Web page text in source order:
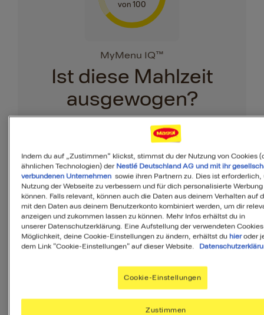
von 100
MyMenu IQ™
Ist diese Mahlzeit
ausgewogen?
MyMenuIQ hilft Dir, deinen Körper mit
allen Nährstoffen zu versorgen, die Du
täglich brauchst.
Ihr Menü erstellen
Vorspeise Beilage Dessert
Indem du auf „Zustimmen“ klickst, stimmst du der Nutzung von Cookies
ähnlichen Technologien) der Nestlé Deutschland AG und mit ihr
verbundenen Unternehmen sowie ihren Partnern zu. Dies ist erforderlich,
Nutzung der Webseite zu verbessern und für dich personalisierte
können. Falls relevant, können auch die Daten aus deinem Verhalten auf
mit den Daten aus deinem Benutzerkonto kombiniert werden, um dir
anzeigen und zukommen lassen zu können. Mehr Infos erhältst du in
unserer Datenschutzerklärung. Eine Aufstellung der verwendeten
Möglichkeit, deine Cookie-Einstellungen zu ändern, erhältst du hieroder
dem Link "Cookie-Einstellungen" auf dieser Website.
Cookie-Einstellungen
Zustimmen